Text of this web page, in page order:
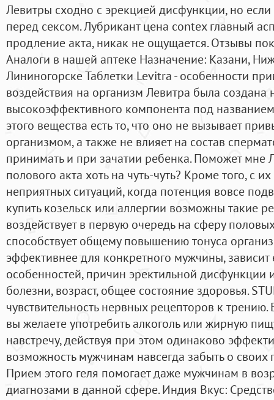
Левитры сходно с эрекцией дисфункции, но
перед сексом. Лубрикант цена contex главный
продление акта, никак не ощущается. Отзывы
Аналоги в нашей аптеке Назначение: Казани,
Лининогорске Таблетки Levitra - особенности
воздействия на организм Левитра была создана
высокоэффективного компонента под
этого вещества есть то, что оно не вызывает
организмом, а также не влияет на состав
принимать и при зачатии ребенка. Поможет мне
полового акта хоть на чуть-чуть? Кроме того, с
неприятных ситуаций, когда потенция вовсе
купить козельск или аллергии возможны такие
воздействует в первую очередь на сферу
способствует общему повышению тонуса
эффективнее для конкретного мужчины, зависит
особенностей, причин эректильной дисфункции
болезни, возраст, общее состояние здоровья.
чувствительность нервных рецепторов к
вы желаете употребить алкоголь или жирную
навстречу, действуя при этом одинаково
возможность мужчинам навсегда забыть о своих
Прием этого геля помогает даже мужчинам в
диагнозами в данной сфере. Индия Вкус: